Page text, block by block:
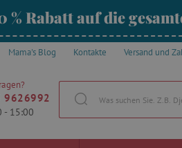
% Rabatt auf die
Mama's Blog Kontakte Versand und
9626992
- 15:00